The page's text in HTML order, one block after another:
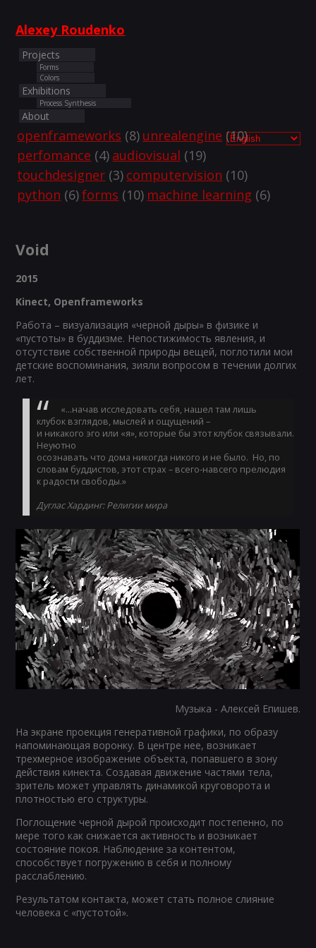
Alexey Roudenko
Projects
Forms
Colors
Exhibitions
Process Synthesis
About
openframeworks (8) unrealengine (10)
perfomance (4) audiovisual (19)
touchdesigner (3) computervision (10)
python (6)forms (10) machine learning (6)
Void
2015
Kinect, Openframeworks
Работа – визуализация «черной дыры» в физике и
«пустоты» в буддизме. Непостижимость явления, и
отсутствие собственной природы вещей, поглотили мои
детские воспоминания, зияли вопросом в течении долгих
лет.
«…начав исследовать себя, нашел там лишь
клубок взглядов, мыслей и ощущений –
и никакого эго или «я», которые бы этот клубок связывали.
Неуютно
осознавать что дома никогда никого и не было. Но, по
словам буддистов, этот страх – всего-навсего прелюдия
к радости свободы.»
Дуглас Хардинг: Религии мира
Музыка - Алексей Епишев.
На экране проекция генеративной графики, по образу
напоминающая воронку. В центре нее, возникает
трехмерное изображение объекта, попавшего в зону
действия кинекта. Создавая движение частями тела,
зритель может управлять динамикой круговорота и
плотностью его структуры.
Поглощение черной дырой происходит постепенно, по
мере того как снижается активность и возникает
состояние покоя. Наблюдение за контентом,
способствует погружению в себя и полному
расслаблению.
Результатом контакта, может стать полное слияние
человека с «пустотой».